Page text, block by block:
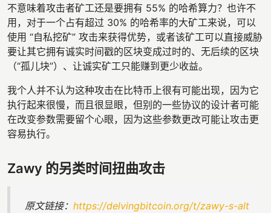
不意味着攻击者矿工还是要拥有 55% 的哈希算力？也许不
用，对于一个占有超过 30% 的哈希率的大矿工来说，可以
使用 “自私挖矿” 攻击来获得优势，或者该矿工可以直接威胁
要让其它拥有诚实时间戳的区块变成过时的、无后续的区块
（“孤儿块”）、让诚实矿工只能赚到更少收益。
我个人并不认为这种攻击在比特币上很有可能出现，因为它
执行起来很慢，而且很显眼，但别的一些协议的设计者可能
在改变参数需要留个心眼，因为这些参数更改可能让攻击更
容易执行。
Zawy 的另类时间扭曲攻击
原文链接： https://delvingbitcoin.org/t/zawy-s-alt